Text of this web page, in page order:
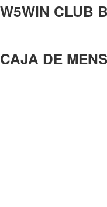
W5WIN CLUB
CAJA DE